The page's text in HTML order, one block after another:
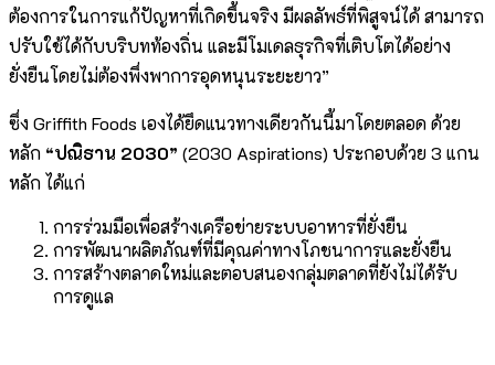
ต้องการในการแก้ปัญหาที่เกิดขึ้นจริง มีผลลัพธ์ที่พิสูจน์ได้ สามารถ
ปรับใช้ได้กับบริบทท้องถิ่น และมีโมเดลธุรกิจที่เติบโตได้อย่าง
ยั่งยืนโดยไม่ต้องพึ่งพาการอุดหนุนระยะยาว”
ซึ่ง Griffith Foods เองได้ยึดแนวทางเดียวกันนี้มาโดยตลอด ด้วย
หลัก “ปณิธาน 2030” (2030 Aspirations) ประกอบด้วย 3 แกน
หลัก ได้แก่
การร่วมมือเพื่อสร้างเครือข่ายระบบอาหารที่ยั่งยืน
การพัฒนาผลิตภัณฑ์ที่มีคุณค่าทางโภชนาการและยั่งยืน
การสร้างตลาดใหม่และตอบสนองกลุ่มตลาดที่ยังไม่ได้รับ
การดูแล